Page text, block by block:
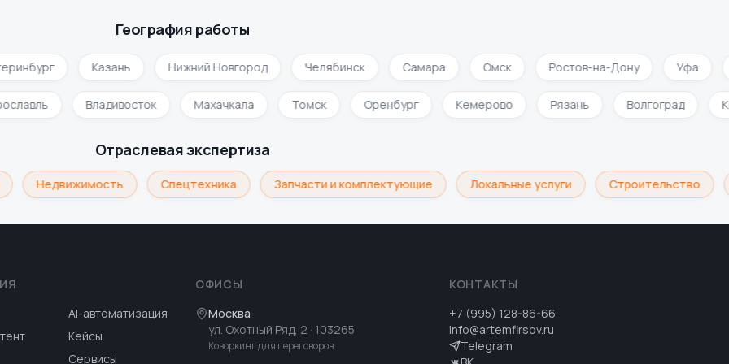
География работы
Казань Нижний Новгород Челябинск Самара Омск Ростов-на-Дону Уфа
Владивосток Махачкала Томск Оренбург Кемерово Рязань Волгоград
Отраслевая экспертиза
Недвижимость Спецтехника Запчасти и комплектующие Локальные услуги Строительство
AI-автоматизация
Кейсы
Сервисы
ОФИСЫ
Москва
ул. Охотный Ряд, 2 · 103265
Коворкинг для переговоров
КОНТАКТЫ
+7 (995) 128-86-66
info@artemfirsov.ru
Telegram